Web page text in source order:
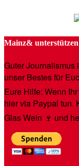
Mainz& unterstützen
Guter Journalismus
unser Bestes für
Eure Hilfe: Wenn
hier via Paypal tun.
Glas Wein 🍷 und